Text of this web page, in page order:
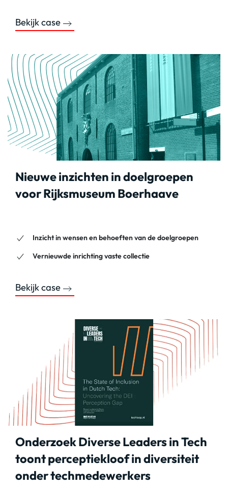
Bekijk case
Nieuwe inzichten in doelgroepen
voor Rijksmuseum Boerhaave
Inzicht in wensen en behoeften van de doelgroepen
Vernieuwde inrichting vaste collectie
Bekijk case
Onderzoek Diverse Leaders in Tech
toont perceptiekloof in diversiteit
onder techmedewerkers